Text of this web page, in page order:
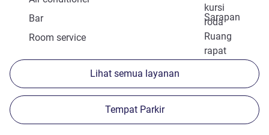
kursi
roda
Sarapan
Bar
Ruang
rapat
Room service
Lihat semua layanan
Tempat Parkir